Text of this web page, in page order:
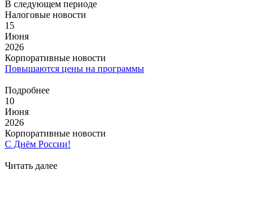
В следующем периоде
Налоговые новости
15
Июня
2026
Корпоративные новости
Повышаются цены на программы
Подробнее
10
Июня
2026
Корпоративные новости
С Днём России!
Читать далее